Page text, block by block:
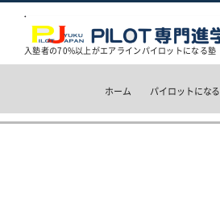
入塾者の70%以上がエアラインパイロットになる塾
ホーム パイロットにな